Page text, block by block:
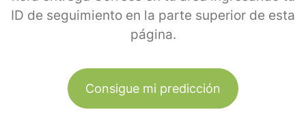
ID de seguimiento en la parte superior de esta
página.
Consigue mi predicción